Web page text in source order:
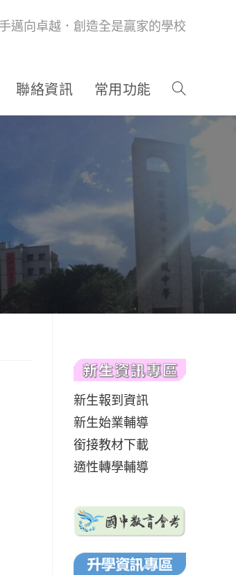
邁向卓越．創造全是贏家的學校
聯絡資訊 常用功能
新生報到資訊
新生始業輔導
銜接教材下載
適性轉學輔導